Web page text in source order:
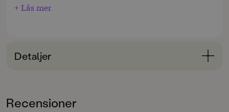
flyttat tillbaka till Italien och gift sig med en ny kvinna.
Plötsligt en natt hör hon ylanden nerifrån pizzerian,
och några dagar senare får hon syn på ett glödande
varulv där ...
+ Läs mer
Detaljer
6-9
Recensioner